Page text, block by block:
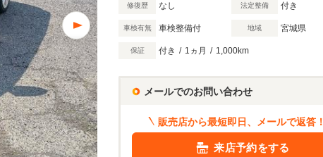
修復歴 なし 法定整備 付き
車検有無 車検整備付 地域 宮城県
保証 付き / 1ヵ月 / 1,000km
メールでのお問い合わせ
販売店から最短即日、メールで返答！
来店予約をする